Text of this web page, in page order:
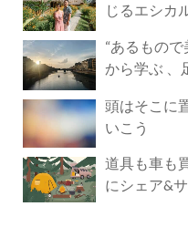
じるエシカ
“あるもの
から学ぶ 、
頭はそこに
いこう
道具も車も
にシェア&